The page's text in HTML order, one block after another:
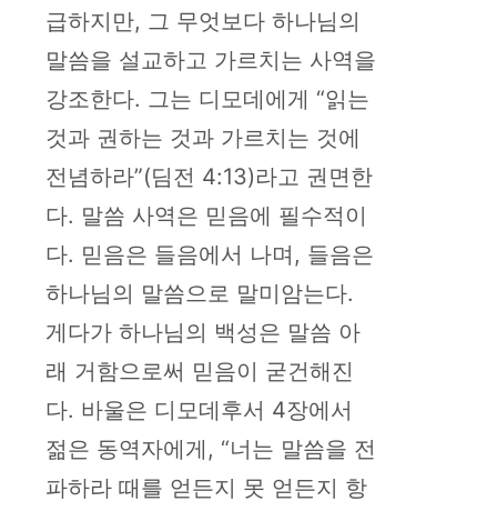
급하지만, 그 무엇보다 하나님의
말씀을 설교하고 가르치는 사역을
강조한다. 그는 디모데에게 “읽는
것과 권하는 것과 가르치는 것에
전념하라”(딤전 4:13)라고 권면한
다. 말씀 사역은 믿음에 필수적이
다. 믿음은 들음에서 나며, 들음은
하나님의 말씀으로 말미암는다.
게다가 하나님의 백성은 말씀 아
래 거함으로써 믿음이 굳건해진
다. 바울은 디모데후서 4장에서
젊은 동역자에게, “너는 말씀을 전
파하라 때를 얻든지 못 얻든지 항